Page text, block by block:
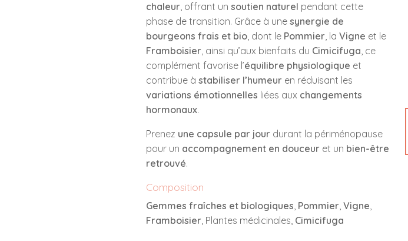
chaleur, offrant un soutien naturel pendant cette
phase de transition. Grâce à une synergie de
bourgeons frais et bio, dont le Pommier, la Vigne et le
Framboisier, ainsi qu’aux bienfaits du Cimicifuga, ce
complément favorise l’équilibre physiologique et
contribue à stabiliser l’humeur en réduisant les
variations émotionnelles liées aux changements
hormonaux.
Prenez une capsule par jour durant la périménopause
pour un accompagnement en douceur et un bien-être
retrouvé.
Composition
Gemmes fraîches et biologiques, Pommier, Vigne,
Framboisier, Plantes médicinales, Cimicifuga